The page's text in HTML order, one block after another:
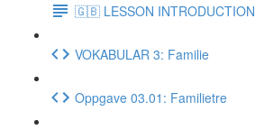
🇬🇧 LESSON INTRODUCTION
VOKABULAR 3: Familie
Oppgave 03.01: Familietre